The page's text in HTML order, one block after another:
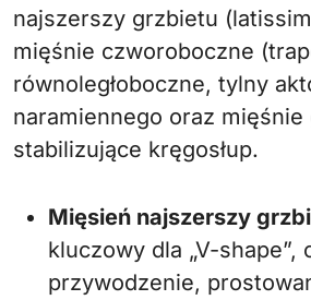
najszerszy grzbietu
mięśnie czworoboczne
równoległoboczne, tylny
naramiennego oraz mięśnie
stabilizujące kręgosłup.
Mięsień najszerszy
kluczowy dla „V-shape”,
przywodzenie,